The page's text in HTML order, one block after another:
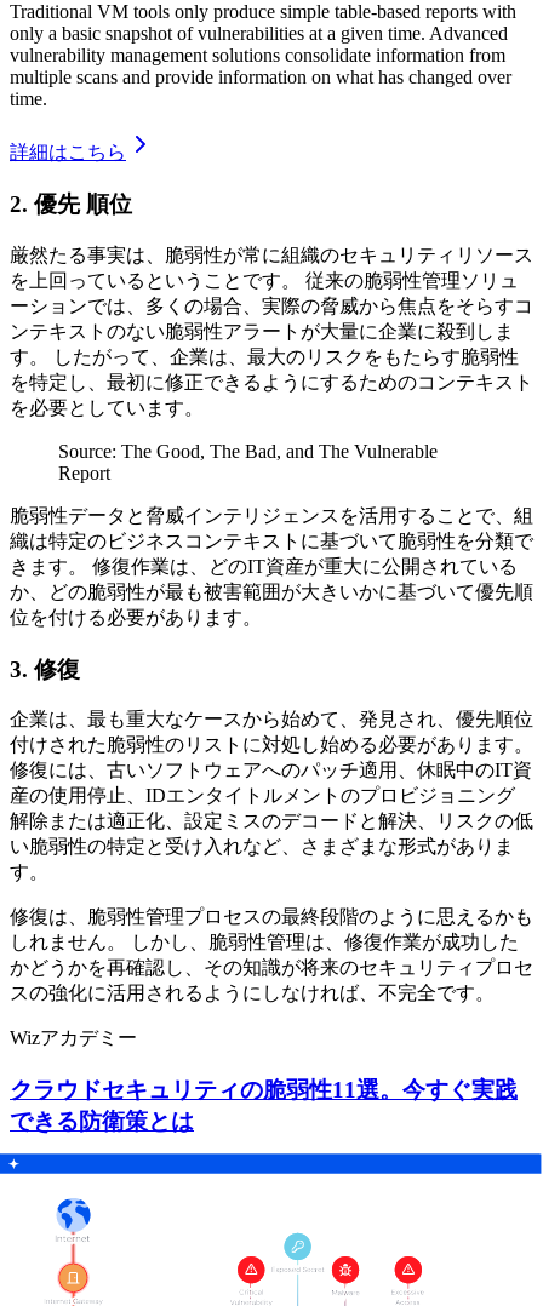
Traditional VM tools only produce simple table-based reports with
only a basic snapshot of vulnerabilities at a given time. Advanced
vulnerability management solutions consolidate information from
multiple scans and provide information on what has changed over
time.
詳細はこちら
2. 優先 順位
厳然たる事実は、脆弱性が常に組織のセキュリティリソース
を上回っているということです。 従来の脆弱性管理ソリュ
ーションでは、多くの場合、実際の脅威から焦点をそらすコ
ンテキストのない脆弱性アラートが大量に企業に殺到しま
す。 したがって、企業は、最大のリスクをもたらす脆弱性
を特定し、最初に修正できるようにするためのコンテキスト
を必要としています。
Source: The Good, The Bad, and The Vulnerable
Report
脆弱性データと脅威インテリジェンスを活用することで、組
織は特定のビジネスコンテキストに基づいて脆弱性を分類で
きます。 修復作業は、どのIT資産が重大に公開されている
か、どの脆弱性が最も被害範囲が大きいかに基づいて優先順
位を付ける必要があります。
3. 修復
企業は、最も重大なケースから始めて、発見され、優先順位
付けされた脆弱性のリストに対処し始める必要があります。
修復には、古いソフトウェアへのパッチ適用、休眠中のIT資
産の使用停止、IDエンタイトルメントのプロビジョニング
解除または適正化、設定ミスのデコードと解決、リスクの低
い脆弱性の特定と受け入れなど、さまざまな形式がありま
す。
修復は、脆弱性管理プロセスの最終段階のように思えるかも
しれません。 しかし、脆弱性管理は、修復作業が成功した
かどうかを再確認し、その知識が将来のセキュリティプロセ
スの強化に活用されるようにしなければ、不完全です。
Wizアカデミー
クラウドセキュリティの脆弱性11選。今すぐ実践
できる防衛策とは